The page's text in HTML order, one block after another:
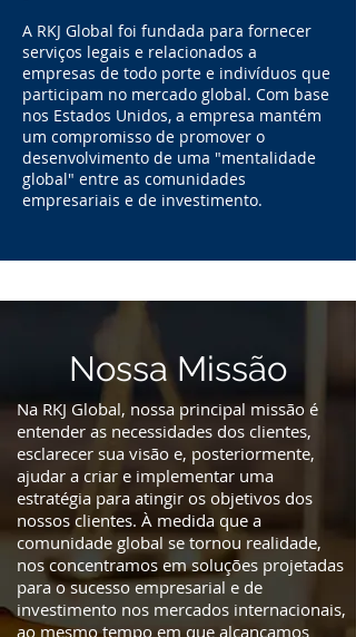
A RKJ Global foi fundada para fornecer
serviços legais e relacionados a
empresas de todo porte e indivíduos que
participam no mercado global. Com base
nos Estados Unidos, a empresa mantém
um compromisso de promover o
desenvolvimento de uma "mentalidade
global" entre as comunidades
empresariais e de investimento.
Nossa Missão
Na RKJ Global, nossa principal missão é
entender as necessidades dos clientes,
esclarecer sua visão e, posteriormente,
ajudar a criar e implementar uma
estratégia para atingir os objetivos dos
nossos clientes. À medida que a
comunidade global se tornou realidade,
nos concentramos em soluções projetadas
para o sucesso empresarial e de
investimento nos mercados internacionais,
ao mesmo tempo em que alcançamos